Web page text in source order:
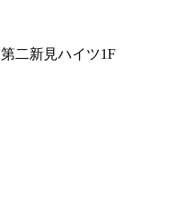
第二新見ハイツ1F